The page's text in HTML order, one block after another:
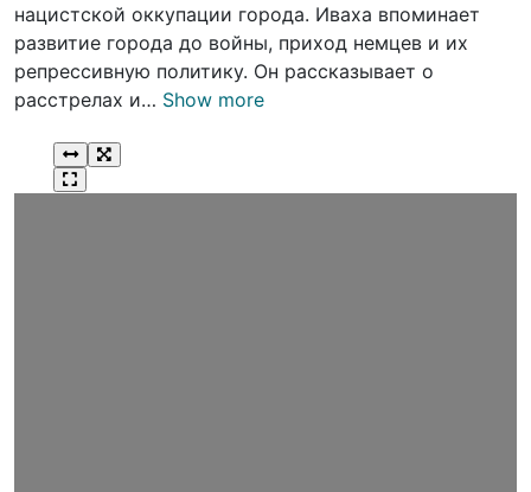
нацистской оккупации города. Иваха впоминает
развитие города до войны, приход немцев и их
репрессивную политику. Он рассказывает о
расстрелах и… Show more